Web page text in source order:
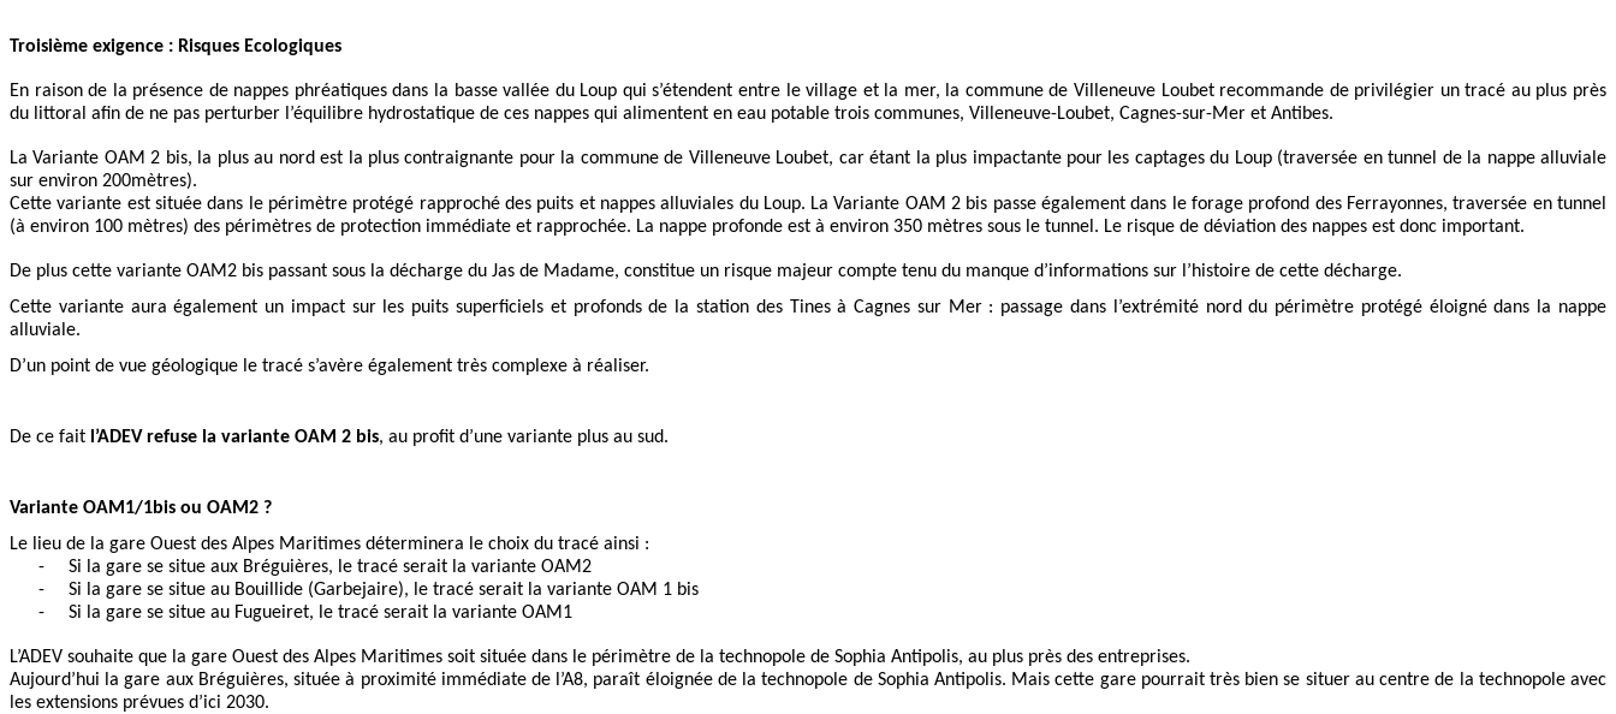
Troisième exigence : Risques Ecologiques
En raison de la présence de nappes phréatiques dans la basse vallée du Loup qui s’étendent entre le village et la mer, la commune de Villeneuve Loubet recommande de privilégier un tracé au plus près
du littoral afin de ne pas perturber l’équilibre hydrostatique de ces nappes qui alimentent en eau potable trois communes, Villeneuve-Loubet, Cagnes-sur-Mer et Antibes.
La Variante OAM 2 bis, la plus au nord est la plus contraignante pour la commune de Villeneuve Loubet, car étant la plus impactante pour les captages du Loup (traversée en tunnel de la nappe alluviale
sur environ 200mètres).
Cette variante est située dans le périmètre protégé rapproché des puits et nappes alluviales du Loup. La Variante OAM 2 bis passe également dans le forage profond des Ferrayonnes, traversée en tunnel
(à environ 100 mètres) des périmètres de protection immédiate et rapprochée. La nappe profonde est à environ 350 mètres sous le tunnel. Le risque de déviation des nappes est donc important.
De plus cette variante OAM2 bis passant sous la décharge du Jas de Madame, constitue un risque majeur compte tenu du manque d’informations sur l’histoire de cette décharge.
Cette variante aura également un impact sur les puits superficiels et profonds de la station des Tines à Cagnes sur Mer : passage dans l’extrémité nord du périmètre protégé éloigné dans la nappe
alluviale.
D’un point de vue géologique le tracé s’avère également très complexe à réaliser.
De ce fait l’ADEV refuse la variante OAM 2 bis, au profit d’une variante plus au sud.
Variante OAM1/1bis ou OAM2 ?
Le lieu de la gare Ouest des Alpes Maritimes déterminera le choix du tracé ainsi :
-
Si la gare se situe aux Bréguières, le tracé serait la variante OAM2
-
Si la gare se situe au Bouillide (Garbejaire), le tracé serait la variante OAM 1 bis
-
Si la gare se situe au Fugueiret, le tracé serait la variante OAM1
L’ADEV souhaite que la gare Ouest des Alpes Maritimes soit située dans le périmètre de la technopole de Sophia Antipolis, au plus près des entreprises.
Aujourd’hui la gare aux Bréguières, située à proximité immédiate de l’A8, paraît éloignée de la technopole de Sophia Antipolis. Mais cette gare pourrait très bien se situer au centre de la technopole avec
les extensions prévues d’ici 2030.